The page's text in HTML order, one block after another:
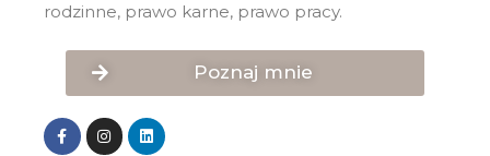
rodzinne, prawo karne, prawo pracy.
Poznaj mnie